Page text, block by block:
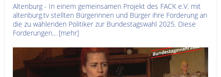
Altenburg - In einem gemeinsamen Projekt des FACK e.V. mit
altenburg.tv stellten Bürgerinnen und Bürger ihre Forderung an
die zu wählenden Politiker zur Bundestagswahl 2025. Diese
Forderungen... [mehr]